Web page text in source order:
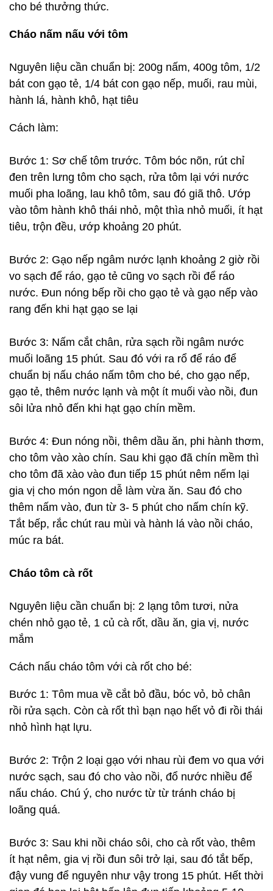
cho bé thưởng thức.
Cháo nấm nấu với tôm
Nguyên liệu cần chuẩn bị: 200g nấm, 400g tôm, 1/2
bát con gạo tẻ, 1/4 bát con gạo nếp, muối, rau mùi,
hành lá, hành khô, hạt tiêu
Cách làm:
Bước 1: Sơ chế tôm trước. Tôm bóc nõn, rút chỉ
đen trên lưng tôm cho sạch, rửa tôm lại với nước
muối pha loãng, lau khô tôm, sau đó giã thô. Ướp
vào tôm hành khô thái nhỏ, một thìa nhỏ muối, ít hạt
tiêu, trộn đều, ướp khoảng 20 phút.
Bước 2: Gạo nếp ngâm nước lạnh khoảng 2 giờ rồi
vo sạch để ráo, gạo tẻ cũng vo sạch rồi để ráo
nước. Đun nóng bếp rồi cho gạo tẻ và gạo nếp vào
rang đến khi hạt gạo se lại
Bước 3: Nấm cắt chân, rửa sạch rồi ngâm nước
muối loãng 15 phút. Sau đó với ra rổ để ráo để
chuẩn bị nấu cháo nấm tôm cho bé, cho gạo nếp,
gạo tẻ, thêm nước lạnh và một ít muối vào nồi, đun
sôi lửa nhỏ đến khi hạt gạo chín mềm.
Bước 4: Đun nóng nồi, thêm dầu ăn, phi hành thơm,
cho tôm vào xào chín. Sau khi gạo đã chín mềm thì
cho tôm đã xào vào đun tiếp 15 phút nêm nếm lại
gia vị cho món ngon dễ làm vừa ăn. Sau đó cho
thêm nấm vào, đun từ 3- 5 phút cho nấm chín kỹ.
Tắt bếp, rắc chút rau mùi và hành lá vào nồi cháo,
múc ra bát.
Cháo tôm cà rốt
Nguyên liệu cần chuẩn bị: 2 lạng tôm tươi, nửa
chén nhỏ gạo tẻ, 1 củ cà rốt, dầu ăn, gia vị, nước
mắm
Cách nấu cháo tôm với cà rốt cho bé:
Bước 1: Tôm mua về cắt bỏ đầu, bóc vỏ, bỏ chân
rồi rửa sạch. Còn cà rốt thì bạn nạo hết vỏ đi rồi thái
nhỏ hình hạt lựu.
Bước 2: Trộn 2 loại gạo với nhau rùi đem vo qua với
nước sạch, sau đó cho vào nồi, đổ nước nhiều để
nấu cháo. Chú ý, cho nước từ từ tránh cháo bị
loãng quá.
Bước 3: Sau khi nồi cháo sôi, cho cà rốt vào, thêm
ít hạt nêm, gia vị rồi đun sôi trở lại, sau đó tắt bếp,
đậy vung để nguyên như vậy trong 15 phút. Hết thời